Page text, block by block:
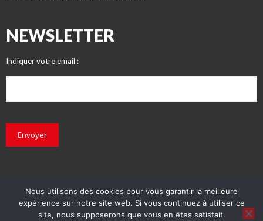
NEWSLETTER
Indiquer votre email :
Envoyer
© INITIATIVES 2018 - Tous droits réservés
Nous utilisons des cookies pour vous garantir la meilleure
expérience sur notre site web. Si vous continuez à utiliser ce
site, nous supposerons que vous en êtes satisfait.